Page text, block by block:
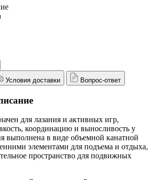
Условия доставки Вопрос-ответ
для лазания и активных игр,
координацию и выносливость у
выполнена в виде объемной канатной
элементами для подъема и отдыха,
пространство для подвижных